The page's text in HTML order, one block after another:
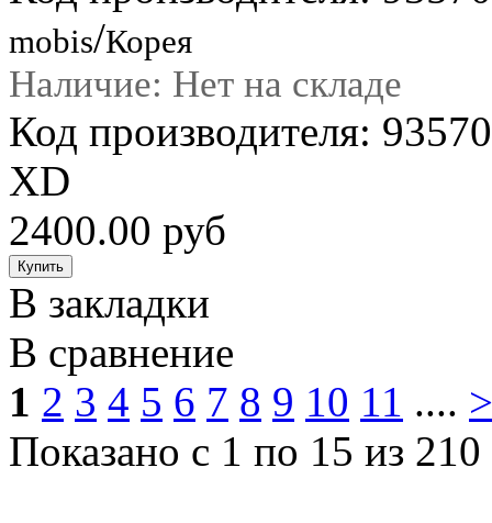
mobis/Корея
Наличие: Нет на складе
Код производителя:
XD
2400.00 руб
В закладки
В сравнение
1 2 3 4 5 6 7 8 9 10 11 .... >
Показано с 1 по 15 из